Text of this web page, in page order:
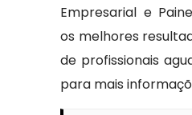
Empresarial e
os melhores
de profissionais
para mais